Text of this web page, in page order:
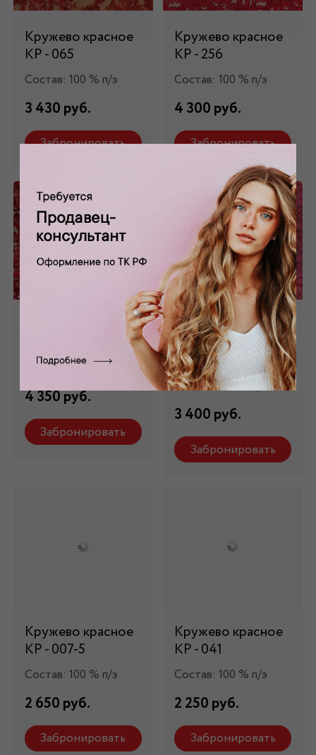
Кружево красное
КР - 065
Состав: 100 % п/э
3 430 руб.
Забронировать
Кружево красное
КР - 256
Состав: 100 % п/э
4 300 руб.
Забронировать
Кружево красное
Состав: 100 % п/э
4 350 руб.
Забронировать
Кружево
бордовое КР -
007/5
Состав: 100 % п/э
3 400 руб.
Забронировать
Кружево красное
КР - 007-5
Состав: 100 % п/э
2 650 руб.
Забронировать
Кружево красное
КР - 041
Состав: 100 % п/э
2 250 руб.
Забронировать